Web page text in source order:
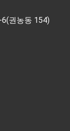
권농동 154)